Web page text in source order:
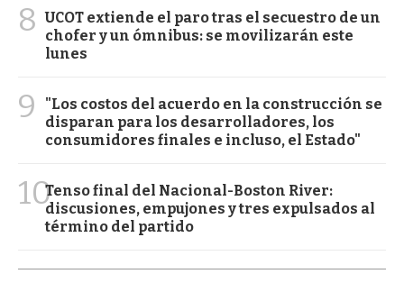
8 UCOT extiende el paro tras el secuestro de un
chofer y un ómnibus: se movilizarán este
lunes
9
"Los costos del acuerdo en la construcción se
disparan para los desarrolladores, los
consumidores finales e incluso, el Estado"
10Tenso final del Nacional-Boston River:
discusiones, empujones y tres expulsados al
término del partido